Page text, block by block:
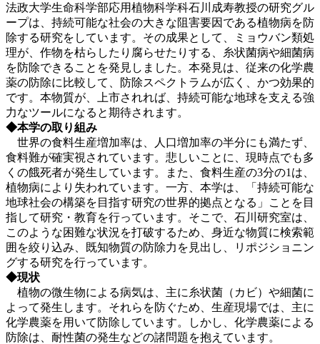
法政大学生命科学部応用植物科学科石川成寿教授の研究グル
ープは、持続可能な社会の大きな阻害要因である植物病を防
除する研究をしています。その成果として、ミョウバン類処
理が、作物を枯らしたり腐らせたりする、糸状菌病や細菌病
を防除できることを発見しました。本発見は、従来の化学農
薬の防除に比較して、防除スペクトラムが広く、かつ効果的
です。本物質が、上市されれば、持続可能な地球を支える強
力なツールになると期待されます。
◆本学の取り組み
世界の食料生産増加率は、人口増加率の半分にも満たず、
食料難が確実視されています。悲しいことに、現時点でも多
くの餓死者が発生しています。また、食料生産の3分の1は、
植物病により失われています。一方、本学は、「持続可能な
地球社会の構築を目指す研究の世界的拠点となる」ことを目
指して研究・教育を行っています。そこで、石川研究室は、
このような困難な状況を打破するため、身近な物質に検索範
囲を絞り込み、既知物質の防除力を見出し、リポジショニン
グする研究を行っています。
◆現状
植物の微生物による病気は、主に糸状菌（カビ）や細菌に
よって発生します。それらを防ぐため、生産現場では、主に
化学農薬を用いて防除しています。しかし、化学農薬による
防除は、耐性菌の発生などの諸問題を抱えています。